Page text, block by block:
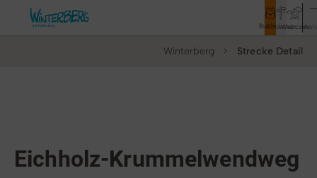
Buchen
Entdecken
Webcam
Rathaus
Winterberg Strecke Detail
Eichholz-Krummelwendweg